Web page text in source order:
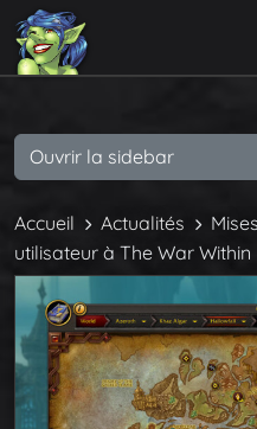
Accueil Actualités
utilisateur à The War Within
Ouvrir la sidebar